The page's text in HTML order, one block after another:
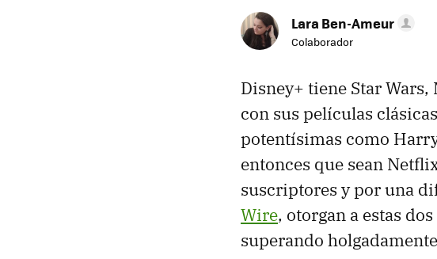
Lara Ben-Ameur
Colaborador
Disney+ tiene Star
con sus películas
potentísimas como
entonces que sean
suscriptores y por una
Wire, otorgan a estas
superando